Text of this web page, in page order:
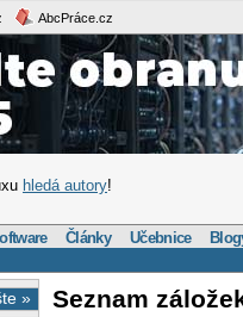
AbcPráce.cz
hledá autory!
Články Učebnice
» Seznam